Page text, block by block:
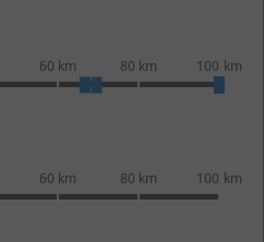
60 km 80 km 100 km
60 km 80 km 100 km